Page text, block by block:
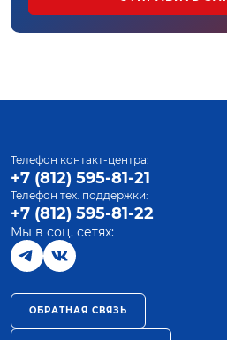
Телефон контакт-центра:
+7 (812) 595-81-21
Телефон тех. поддержки:
+7 (812) 595-81-22
Мы в соц. сетях:
ОБРАТНАЯ СВЯЗЬ